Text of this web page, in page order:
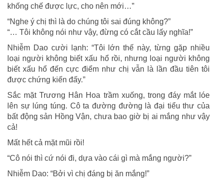
khống chế được lực, cho nên mới…”
“Nghe ý chị thì là do chúng tôi sai đúng không?”
“… Tôi không nói như vậy, đừng có cắt cầu lấy nghĩa!”
Nhiễm Dao cười lạnh: “Tôi lớn thế này, từng gặp nhiều
loại người không biết xấu hổ rồi, nhưng loại người không
biết xấu hổ đến cực điểm như chị vẫn là lần đầu tiên tôi
được chứng kiến đấy.”
Sắc mặt Trương Hân Hoa trầm xuống, trong đáy mắt lóe
lên sự lúng túng. Cô ta đường đường là đại tiểu thư của
bất động sản Hồng Vận, chưa bao giờ bị ai mắng như vậy
cả!
Mất hết cả mặt mũi rồi!
“Cô nói thì cứ nói đi, dựa vào cái gì mà mắng người?”
Nhiễm Dao: “Bởi vì chị đáng bị ăn mắng!”